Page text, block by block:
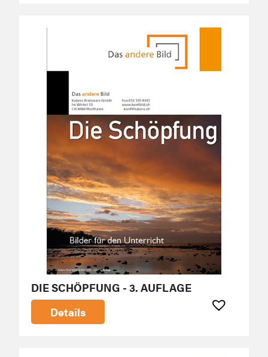
DIE SCHÖPFUNG - 3. AUFLAGE
Details